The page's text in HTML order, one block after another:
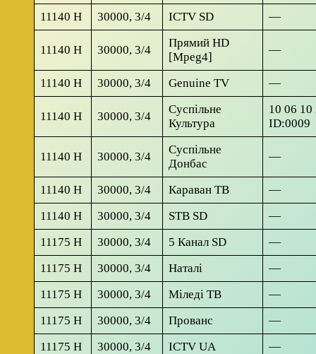
11140 H
30000, 3/4 ICTV SD —
11140 H 30000, 3/4
Прямий HD
[Mpeg4]
—
11140 H 30000, 3/4 Genuine TV —
11140 H 30000, 3/4
Суспільне
Культура
10 06 10
ID:0009
11140 H 30000, 3/4
Суспільне
Донбас
—
11140 H 30000, 3/4 Караван ТВ
—
11140 H
30000, 3/4 STB SD
—
11175 H
30000, 3/4 5 Канал SD
—
11175 H
30000, 3/4 Наталі
—
11175 H
30000, 3/4 Міледі ТВ
—
11175 H
30000, 3/4 Прованс
—
11175 H
30000, 3/4 ICTV UA
—